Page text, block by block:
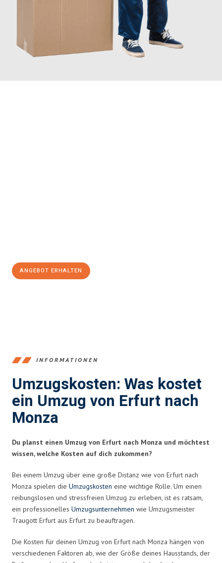
ANGEBOT ERHALTEN
INFORMATIONEN
Umzugskosten: Was kostet
ein Umzug von Erfurt nach
Monza
Du planst einen Umzug von Erfurt nach Monza und möchtest
wissen, welche Kosten auf dich zukommen?
Bei einem Umzug über eine große Distanz wie von Erfurt nach
Monza spielen die Umzugskosten eine wichtige Rolle. Um einen
reibungslosen und stressfreien Umzug zu erleben, ist es ratsam,
ein professionelles Umzugsunternehmen wie Umzugsmeister
Traugott Erfurt aus Erfurt zu beauftragen.
Die Kosten für deinen Umzug von Erfurt nach Monza hängen von
verschiedenen Faktoren ab, wie der Größe deines Hausstands, der